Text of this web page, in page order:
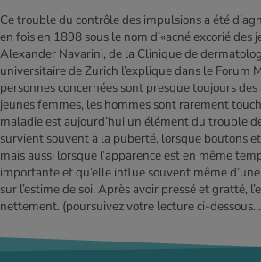
Ce trouble du contrôle des impulsions a été
en fois en 1898 sous le nom d’«acné excorié des
Alexander Navarini, de la Clinique de
universitaire de Zurich l’explique dans le Forum
personnes concernées sont presque toujours
jeunes femmes, les hommes sont rarement
maladie est aujourd’hui un élément du trouble
survient souvent à la puberté, lorsque boutons
mais aussi lorsque l’apparence est en même
importante et qu’elle influe souvent même
sur l’estime de soi. Après avoir pressé et gratté,
nettement. (poursuivez votre lecture ci-